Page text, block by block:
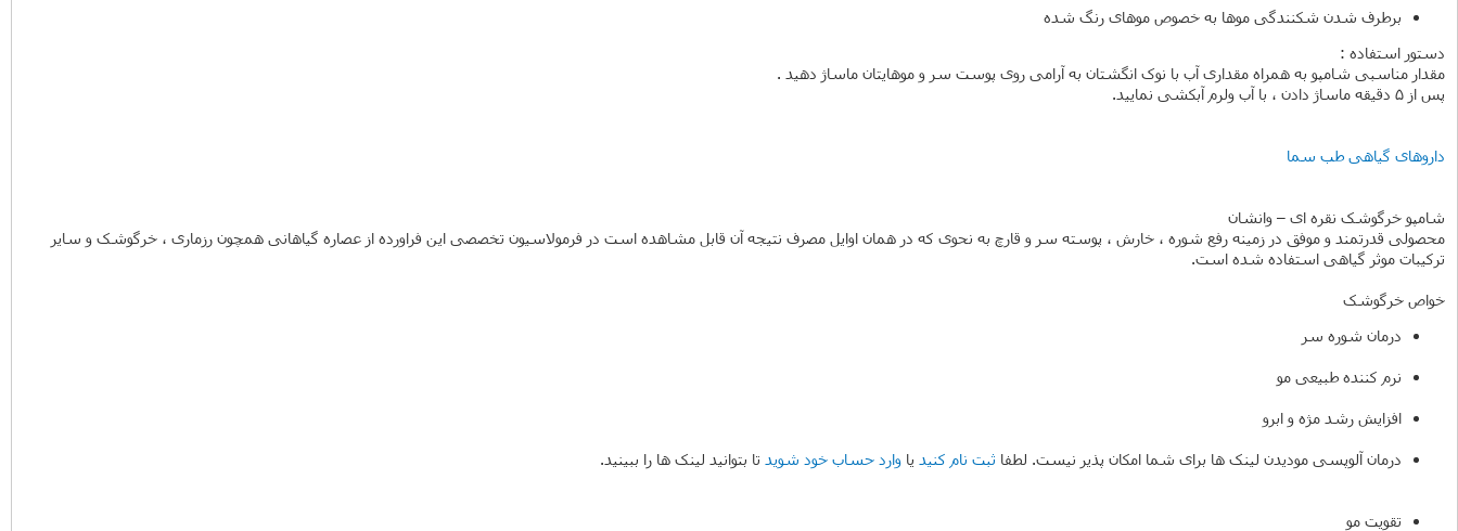
برطرف شدن شکنندگی موها به خصوص موهای رنگ شده
دستور استفاده :
مقدار مناسبی شامپو به همراه مقداری آب با نوک انگشتان به آرامی روی پوست سر و موهایتان ماساژ دهید .
پس از 5 دقیقه ماساژ دادن ، با آب ولرم آبکشی نمایید.
داروهای گیاهی طب سما
شامپو خرگوشک نقره ای – وانشان
محصولی قدرتمند و موفق در زمینه رفع شوره ، خارش ، پوسته سر و قارچ به نحوی که در همان اوایل مصرف نتیجه آن قابل مشاهده است در فرمولاسیون تخصصی این فراورده از عصاره گیاهانی همچون رزماری ، خرگوشک و سایر
ترکیبات موثر گیاهی استفاده شده است.
خواص خرگوشک
درمان شوره سر
نرم کننده طبیعی مو
افزایش رشد مژه و ابرو
درمان آلوپسی مودیدن لینک ها برای شما امکان پذیر نیست. لطفا ثبت نام کنید یا وارد حساب خود شوید تا بتوانید لینک ها را ببینید.
تقویت مو